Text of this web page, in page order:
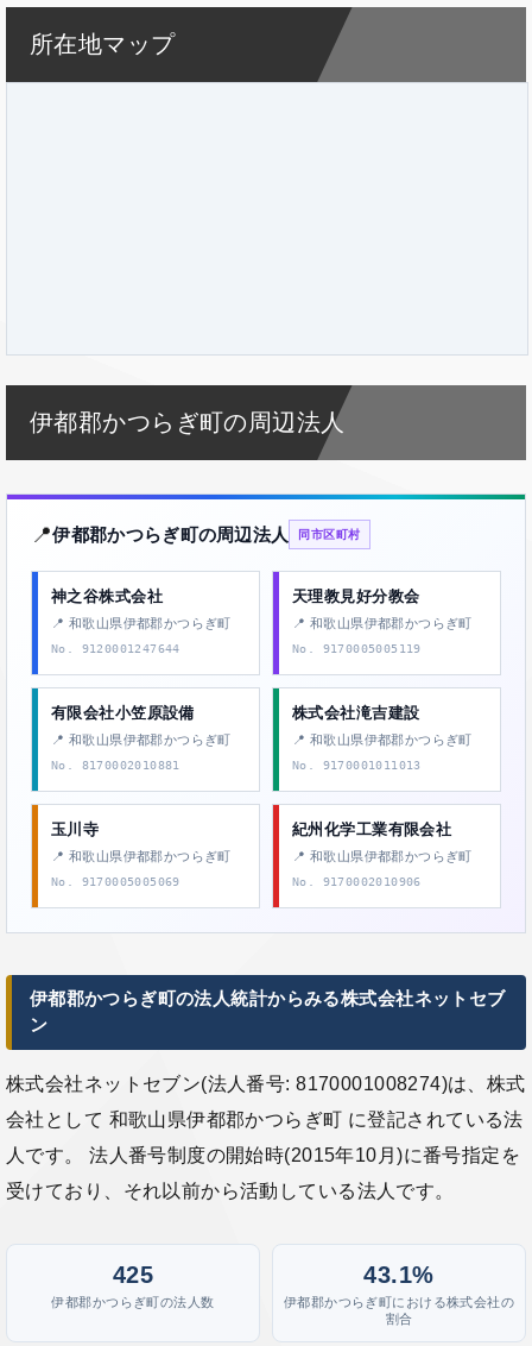
所在地マップ
伊都郡かつらぎ町の周辺法人
📍伊都郡かつらぎ町の周辺法人 同市区町村
神之谷株式会社
📍 和歌山県伊都郡かつらぎ町
No. 9120001247644
天理教見好分教会
📍 和歌山県伊都郡かつらぎ町
No. 9170005005119
有限会社小笠原設備
📍 和歌山県伊都郡かつらぎ町
No. 8170002010881
株式会社滝吉建設
📍 和歌山県伊都郡かつらぎ町
No. 9170001011013
玉川寺
📍 和歌山県伊都郡かつらぎ町
No. 9170005005069
紀州化学工業有限会社
📍 和歌山県伊都郡かつらぎ町
No. 9170002010906
伊都郡かつらぎ町の法人統計からみる株式会社ネットセブ
ン
株式会社ネットセブン(法人番号: 8170001008274)は、株式
会社として 和歌山県伊都郡かつらぎ町 に登記されている法
人です。 法人番号制度の開始時(2015年10月)に番号指定を
受けており、それ以前から活動している法人です。
425
伊都郡かつらぎ町の法人数
43.1%
伊都郡かつらぎ町における株式会社の
割合